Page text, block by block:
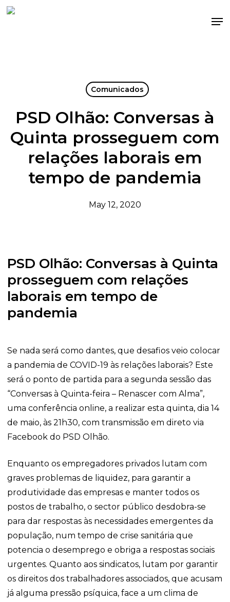
Skip
Comunicados
PSD Olhão: Conversas à
Quinta prosseguem com
relações laborais em
tempo de pandemia
May 12, 2020
PSD Olhão: Conversas à Quinta
prosseguem com relações
laborais em tempo de
pandemia
Se nada será como dantes, que desafios veio colocar
a pandemia de COVID-19 às relações laborais? Este
será o ponto de partida para a segunda sessão das
“Conversas à Quinta-feira – Renascer com Alma”,
uma conferência online, a realizar esta quinta, dia 14
de maio, às 21h30, com transmissão em direto via
Facebook do PSD Olhão.
Enquanto os empregadores privados lutam com
graves problemas de liquidez, para garantir a
produtividade das empresas e manter todos os
postos de trabalho, o sector público desdobra-se
para dar respostas às necessidades emergentes da
população, num tempo de crise sanitária que
potencia o desemprego e obriga a respostas sociais
urgentes. Quanto aos sindicatos, lutam por garantir
os direitos dos trabalhadores associados, que acusam
já alguma pressão psíquica, face a um clima de